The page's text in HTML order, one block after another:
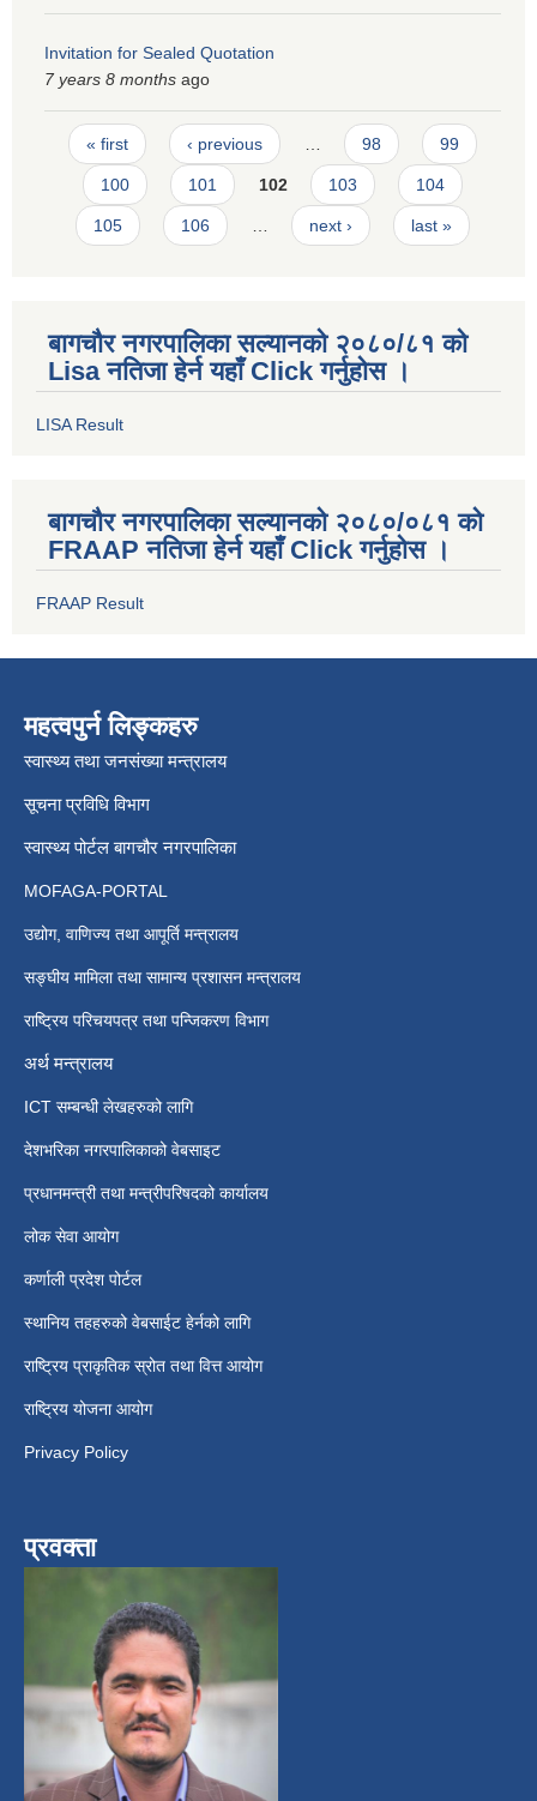
Invitation for Sealed Quotation
7 years 8 months ago
Pages
« first ‹ previous … 98 99
100 101 102 103 104
105 106 … next › last »
बागचौर नगरपालिका सल्यानको २०८०/८१ को
Lisa नतिजा हेर्न यहाँ Click गर्नुहोस ।
LISA Result
बागचौर नगरपालिका सल्यानको २०८०/०८१ को
FRAAP नतिजा हेर्न यहाँ Click गर्नुहोस ।
FRAAP Result
महत्वपुर्न लिङ्कहरु
स्वास्थ्य तथा जनसंख्या मन्त्रालय
सूचना प्रविधि विभाग
स्वास्थ्य पोर्टल बागचौर नगरपालिका
MOFAGA-PORTAL
उद्योग, वाणिज्य तथा आपूर्ति मन्त्रालय
सङ्घीय मामिला तथा सामान्य प्रशासन मन्त्रालय
राष्ट्रिय परिचयपत्र तथा पन्जिकरण विभाग
अर्थ मन्त्रालय
ICT सम्बन्धी लेखहरुको लागि
देशभरिका नगरपालिकाको वेबसाइट
प्रधानमन्त्री तथा मन्त्रीपरिषदको कार्यालय
लोक सेवा आयोग
कर्णाली प्रदेश पोर्टल
स्थानिय तहहरुको वेबसाईट हेर्नको लागि
राष्ट्रिय प्राकृतिक स्रोत तथा वित्त आयोग
राष्ट्रिय योजना आयोग
Privacy Policy
प्रवक्ता